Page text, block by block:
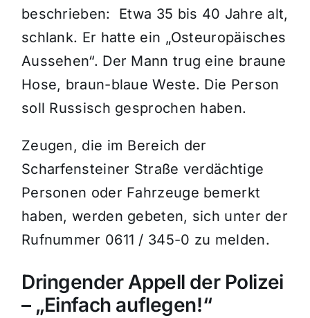
beschrieben: Etwa 35 bis 40 Jahre alt,
schlank. Er hatte ein „Osteuropäisches
Aussehen“. Der Mann trug eine braune
Hose, braun-blaue Weste. Die Person
soll Russisch gesprochen haben.
Zeugen, die im Bereich der
Scharfensteiner Straße verdächtige
Personen oder Fahrzeuge bemerkt
haben, werden gebeten, sich unter der
Rufnummer 0611 / 345-0 zu melden.
Dringender Appell der Polizei
– „Einfach auflegen!“